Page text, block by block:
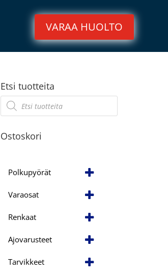
VARAA HUOLTO
Etsi tuotteita
Products
search
Ostoskori
Polkupyörät
Varaosat
Renkaat
Ajovarusteet
Tarvikkeet